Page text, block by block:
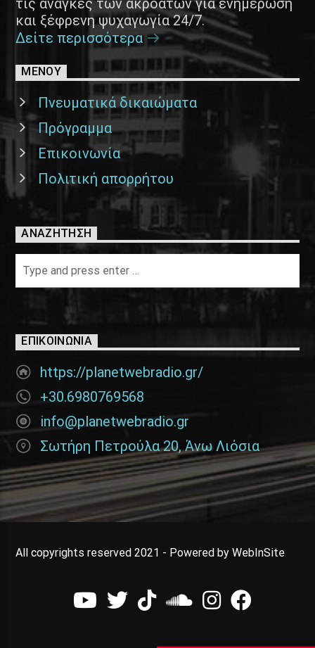
τις ανάγκες των ακροατών για ενημέρωση
και ξέφρενη ψυχαγωγία 24/7.
Δείτε περισσότερα
ΜΕΝΟΥ
Πνευματικά δικαιώματα
Πρόγραμμα
Επικοινωνία
Πολιτική απορρήτου
ΑΝΑΖΉΤΗΣΗ
ΕΠΙΚΟΙΝΩΝΊΑ
https://planetwebradio.gr/
+30.6980769568
info@planetwebradio.gr
Σωτήρη Πετρούλα 20, Άνω Λιόσια
All copyrights reserved 2021 - Powered by WebInSite